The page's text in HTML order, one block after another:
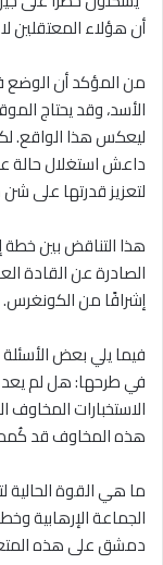
أن هؤلاء المعتقلين
من المؤكد أن
الأسد، وقد يحتاج
ليعكس هذا الواقع.
داعش استغلال حالة
لتعزيز قدرتها على
هذا التناقض بين خطة
الصادرة عن القادة
إشرافًا من الكونغرس.
فيما يلي بعض
في طرحها: هل لم يعد
الاستخبارات
هذه المخاوف قد
ما هي القوة
الجماعة الإرهابية
دمشق على هذه